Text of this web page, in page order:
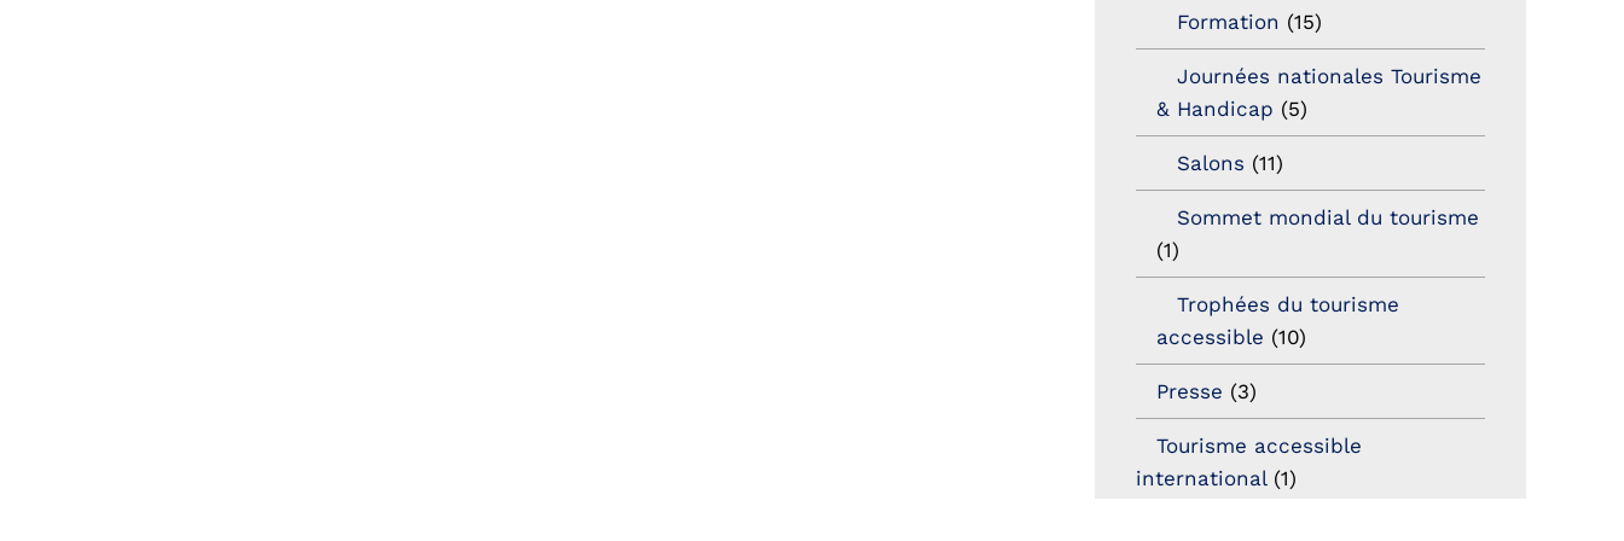
Formation (15)
Journées nationales Tourisme
& Handicap (5)
Salons (11)
Sommet mondial du tourisme
(1)
Trophées du tourisme
accessible (10)
Presse (3)
Tourisme accessible
international(1)